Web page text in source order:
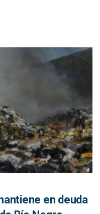
en deuda